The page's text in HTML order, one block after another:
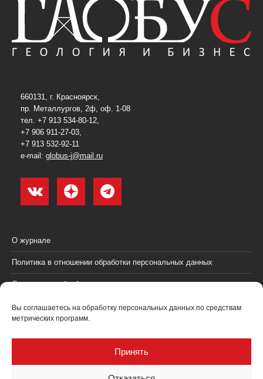
Вы соглашаетесь на обработку персональных данных по средствам
метрических программ.
Принять
660131, г. Красноярск,
пр. Металлургов, 2ф, оф. 1-08
тел. +7 913 534-80-12,
+7 906 911-27-03,
+7 913 532-92-11
e-mail: globus-j@mail.ru
О журнале
Политика в отношении обработки персональных данных
Согласие на обработку персональных данных
Пользовательское соглашение (оферта)